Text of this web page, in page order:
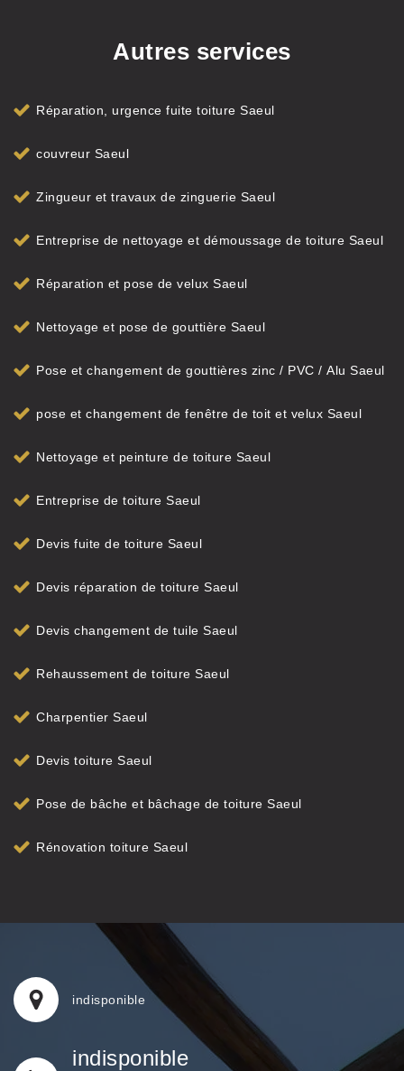
Autres services
Réparation, urgence fuite toiture Saeul
couvreur Saeul
Zingueur et travaux de zinguerie Saeul
Entreprise de nettoyage et démoussage de toiture Saeul
Réparation et pose de velux Saeul
Nettoyage et pose de gouttière Saeul
Pose et changement de gouttières zinc / PVC / Alu Saeul
pose et changement de fenêtre de toit et velux Saeul
Nettoyage et peinture de toiture Saeul
Entreprise de toiture Saeul
Devis fuite de toiture Saeul
Devis réparation de toiture Saeul
Devis changement de tuile Saeul
Rehaussement de toiture Saeul
Charpentier Saeul
Devis toiture Saeul
Pose de bâche et bâchage de toiture Saeul
Rénovation toiture Saeul
indisponible
indisponible